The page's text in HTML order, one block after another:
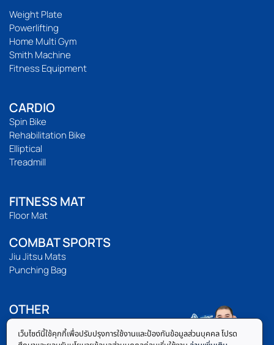
Weight Plate
Powerlifting
Home Multi Gym
Smith Machine
Fitness Equipment
CARDIO
Spin Bike
Rehabilitation Bike
Elliptical
Treadmill
FITNESS MAT
Floor Mat
COMBAT SPORTS
Jiu Jitsu Mats
Punching Bag
OTHER
Accessories
Body Fat Caliper
เว็บไซต์นี้ใช้คุกกี้เพื่อปรับปรุงการใช้งานและป้องกันข้อมูลส่วนบุคคล โปรด